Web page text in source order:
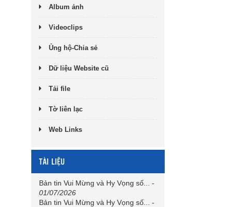
Album ảnh
Videoclips
Ủng hộ-Chia sẻ
Dữ liệu Website cũ
Tải file
Tờ liên lạc
Web Links
TÀI LIỆU
Bản tin Vui Mừng và Hy Vọng số...
-
01/07/2026
Bản tin Vui Mừng và Hy Vọng số...
-